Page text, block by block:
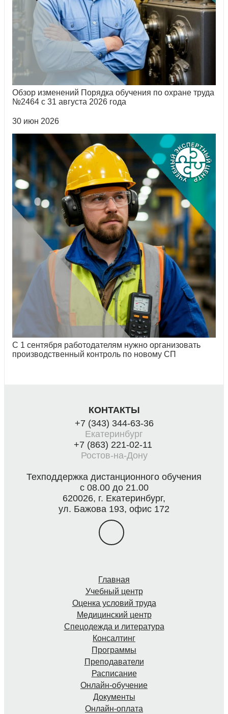
Обзор изменений Порядка обучения по охране труда
№2464 с 31 августа 2026 года
30 июн 2026
С 1 сентября работодателям нужно организовать
производственный контроль по новому СП
КОНТАКТЫ
+7 (343) 344-63-36
Екатеринбург
+7 (863) 221-02-11
Ростов-на-Дону
Техподдержка дистанционного обучения
с 08.00 до 21.00
620026, г. Екатеринбург,
ул. Бажова 193, офис 172
Главная
Учебный центр
Оценка условий труда
Медицинский центр
Спецодежда и литература
Консалтинг
Программы
Преподаватели
Расписание
Онлайн-обучение
Документы
Онлайн-оплата